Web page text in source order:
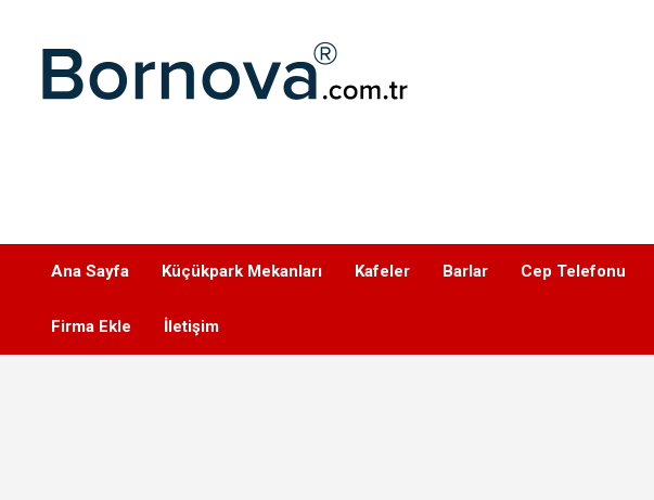
Ana Sayfa Küçükpark Mekanları Kafeler Barlar Cep Telefonu
Firma Ekle İletişim